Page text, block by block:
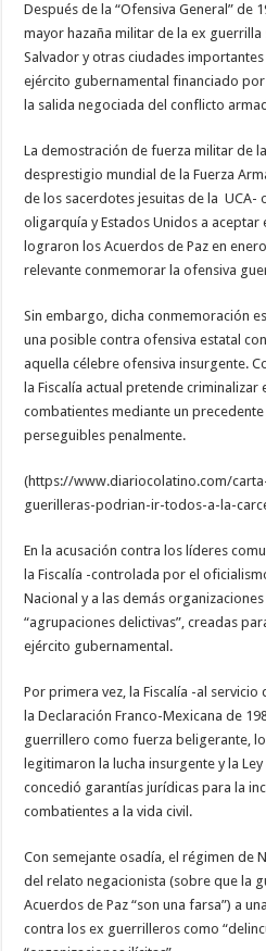
Después de la “Ofensiva General” de
mayor hazaña militar de la ex guerrilla
Salvador y otras ciudades importantes
ejército gubernamental financiado
la salida negociada del conflicto
La demostración de fuerza militar de
desprestigio mundial de la Fuerza
de los sacerdotes jesuitas de la UCA-
oligarquía y Estados Unidos a aceptar
lograron los Acuerdos de Paz en
relevante conmemorar la ofensiva
Sin embargo, dicha conmemoración
una posible contra ofensiva estatal
aquella célebre ofensiva insurgente.
la Fiscalía actual pretende
combatientes mediante un
perseguibles penalmente.
(https://www.diariocolatino.com/
guerilleras-podrian-ir-todos-a-la-
En la acusación contra los líderes
la Fiscalía -controlada por el
Nacional y a las demás
“agrupaciones delictivas”, creadas
ejército gubernamental.
Por primera vez, la Fiscalía -al
la Declaración Franco-Mexicana de
guerrillero como fuerza beligerante,
legitimaron la lucha insurgente y la
concedió garantías jurídicas para la
combatientes a la vida civil.
Con semejante osadía, el régimen de
del relato negacionista (sobre que la
Acuerdos de Paz “son una farsa”) a
contra los ex guerrilleros como